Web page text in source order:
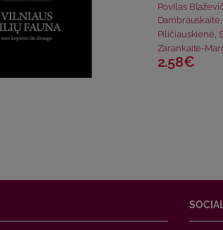
Povilas
Dambrauskaitė,
Piličiauskienė
Zarankaitė-
2.58€